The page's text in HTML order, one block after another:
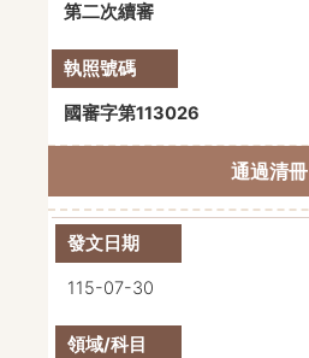
第二次續審
國審字第113026
通過清冊
115-07-30